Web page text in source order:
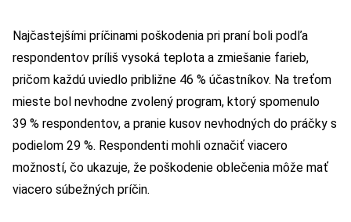
Najčastejšími príčinami poškodenia pri praní boli podľa
respondentov príliš vysoká teplota a zmiešanie farieb,
pričom každú uviedlo približne 46 % účastníkov. Na treťom
mieste bol nevhodne zvolený program, ktorý spomenulo
39 % respondentov, a pranie kusov nevhodných do práčky s
podielom 29 %. Respondenti mohli označiť viacero
možností, čo ukazuje, že poškodenie oblečenia môže mať
viacero súbežných príčin.